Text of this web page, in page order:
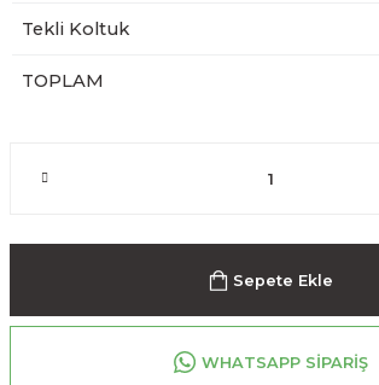
Tekli Koltuk
TOPLAM
Sepete Ekle
WHATSAPP SİPARİŞ